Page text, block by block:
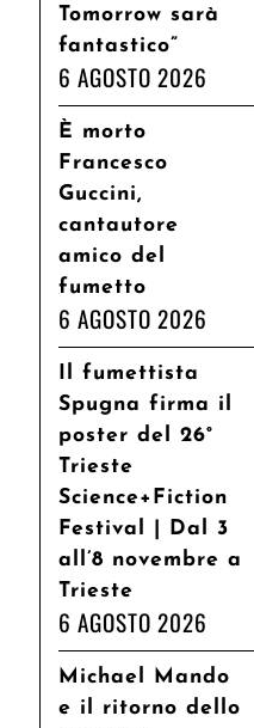
Tomorrow sarà
fantastico”
6 AGOSTO 2026
È morto
Francesco
Guccini,
cantautore
amico del
fumetto
6 AGOSTO 2026
Il fumettista
Spugna firma il
poster del 26°
Trieste
Science+Fiction
Festival | Dal 3
all’8 novembre a
Trieste
6 AGOSTO 2026
Michael Mando
e il ritorno dello